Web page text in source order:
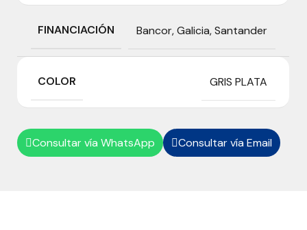
FINANCIACIÓN Bancor,Galicia,Santander
COLOR GRIS PLATA
Consultar vía WhatsApp Consultar vía Email